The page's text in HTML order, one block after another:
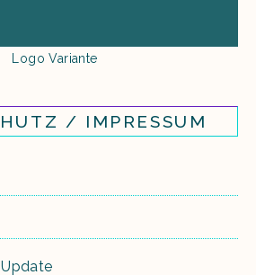
Logo Variante
/ IMPRESSUM